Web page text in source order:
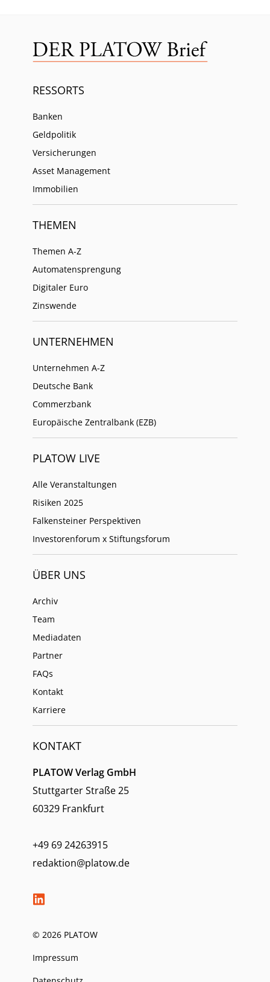
RESSORTS
Banken
Geldpolitik
Versicherungen
Asset Management
Immobilien
THEMEN
Themen A-Z
Automatensprengung
Digitaler Euro
Zinswende
UNTERNEHMEN
Unternehmen A-Z
Deutsche Bank
Commerzbank
Europäische Zentralbank (EZB)
PLATOW LIVE
Alle Veranstaltungen
Risiken 2025
Falkensteiner Perspektiven
Investorenforum x Stiftungsforum
ÜBER UNS
Archiv
Team
Mediadaten
Partner
FAQs
Kontakt
Karriere
KONTAKT
PLATOW Verlag GmbH
Stuttgarter Straße 25
60329 Frankfurt
+49 69 24263915
redaktion@platow.de
© 2026 PLATOW
Impressum